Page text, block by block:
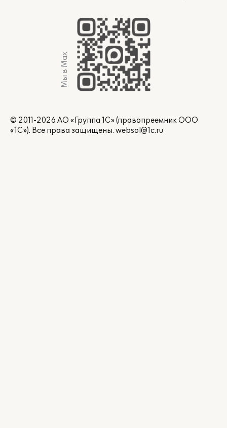
Мы в Max
© 2011-2026 АО «Группа 1С» (правопреемник ООО
«1С»). Все права защищены. websol@1c.ru